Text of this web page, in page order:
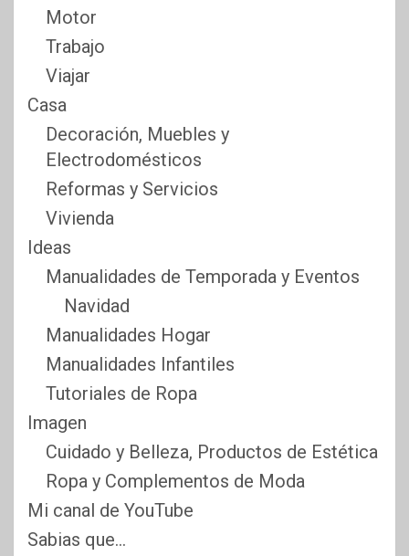
Motor
Trabajo
Viajar
Casa
Decoración, Muebles y
Electrodomésticos
Reformas y Servicios
Vivienda
Ideas
Manualidades de Temporada y Eventos
Navidad
Manualidades Hogar
Manualidades Infantiles
Tutoriales de Ropa
Imagen
Cuidado y Belleza, Productos de Estética
Ropa y Complementos de Moda
Mi canal de YouTube
Sabias que…